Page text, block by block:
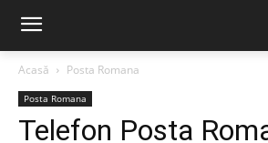
Acasă Posta Romana
Posta Romana
Telefon Posta